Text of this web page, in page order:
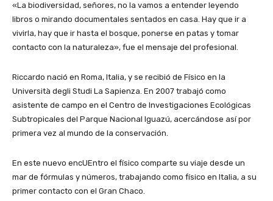
«La biodiversidad, señores, no la vamos a entender leyendo
libros o mirando documentales sentados en casa. Hay que ir a
vivirla, hay que ir hasta el bosque, ponerse en patas y tomar
contacto con la naturaleza», fue el mensaje del profesional.
Riccardo nació en Roma, Italia, y se recibió de Físico en la
Università degli Studi La Sapienza. En 2007 trabajó como
asistente de campo en el Centro de Investigaciones Ecológicas
Subtropicales del Parque Nacional Iguazú, acercándose así por
primera vez al mundo de la conservación.
En este nuevo encUEntro el físico comparte su viaje desde un
mar de fórmulas y números, trabajando como físico en Italia, a su
primer contacto con el Gran Chaco.